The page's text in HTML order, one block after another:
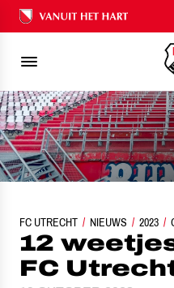
Ons nalatenschap
FC UTRECHT NIEUWS 2023
12
12
FC